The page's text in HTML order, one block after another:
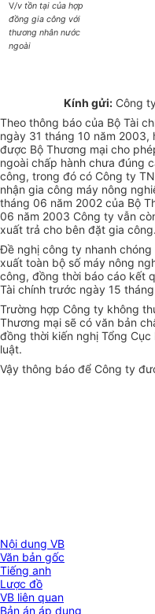
V/v tồn tại của hợp
đồng gia công với
thương nhân nước
ngoài
Kính gửi: Công
Theo thông báo của Bộ Tài
ngày 31 tháng 10 năm 2003,
được Bộ Thương mại cho
ngoài chấp hành chưa đúng
công, trong đó có Công ty
nhận gia công máy nông
tháng 06 năm 2002 của Bộ
06 năm 2003 Công ty vẫn
xuất trả cho bên đặt gia công.
Đề nghị công ty nhanh
xuất toàn bộ số máy nông
công, đồng thời báo cáo kết
Tài chính trước ngày 15
Trường hợp Công ty không
Thương mại sẽ có văn bản
đồng thời kiến nghị Tổng
luật.
Vậy thông báo để Công ty
Nội dung VB
Văn bản gốc
Tiếng anh
Lược đồ
VB liên quan
Bản án áp dụng